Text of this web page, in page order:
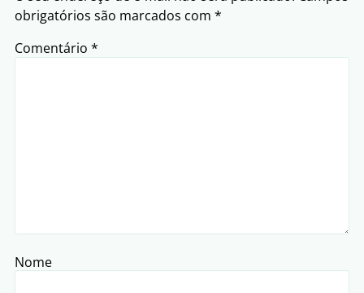
obrigatórios são marcados com *
Comentário *
Nome